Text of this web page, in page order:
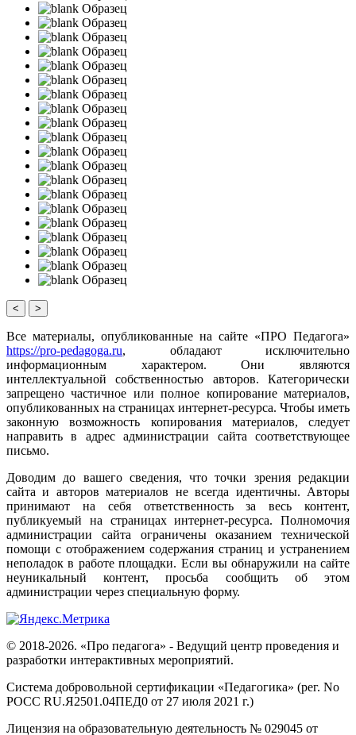
Образец
Образец
Образец
Образец
Образец
Образец
Образец
Образец
Образец
Образец
Образец
Образец
Образец
Образец
Образец
Образец
Образец
Образец
Образец
Образец
< >
Все материалы, опубликованные на сайте «ПРО Педагога»
https://pro-pedagoga.ru, обладают исключительно
информационным характером. Они являются
интеллектуальной собственностью авторов. Категорически
запрещено частичное или полное копирование материалов,
опубликованных на страницах интернет-ресурса. Чтобы иметь
законную возможность копирования материалов, следует
направить в адрес администрации сайта соответствующее
письмо.
Доводим до вашего сведения, что точки зрения редакции
сайта и авторов материалов не всегда идентичны. Авторы
принимают на себя ответственность за весь контент,
публикуемый на страницах интернет-ресурса. Полномочия
администрации сайта ограничены оказанием технической
помощи с отображением содержания страниц и устранением
неполадок в работе площадки. Если вы обнаружили на сайте
неуникальный контент, просьба сообщить об этом
администрации через специальную форму.
© 2018-2026. «Про педагога» - Ведущий центр проведения и
разработки интерактивных мероприятий.
Система добровольной сертификации «Педагогика» (рег. No
РОСС RU.Я2501.04ПЕД0 от 27 июля 2021 г.)
Лицензия на образовательную деятельность № 029045 от